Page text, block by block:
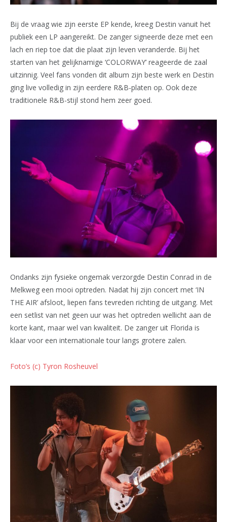
Bij de vraag wie zijn eerste EP kende, kreeg Destin vanuit het
publiek een LP aangereikt. De zanger signeerde deze met een
lach en riep toe dat die plaat zijn leven veranderde. Bij het
starten van het gelijknamige ‘COLORWAY’ reageerde de zaal
uitzinnig. Veel fans vonden dit album zijn beste werk en Destin
ging live volledig in zijn eerdere R&B-platen op. Ook deze
traditionele R&B-stijl stond hem zeer goed.
Ondanks zijn fysieke ongemak verzorgde Destin Conrad in de
Melkweg een mooi optreden. Nadat hij zijn concert met ‘IN
THE AIR’ afsloot, liepen fans tevreden richting de uitgang. Met
een setlist van net geen uur was het optreden wellicht aan de
korte kant, maar wel van kwaliteit. De zanger uit Florida is
klaar voor een internationale tour langs grotere zalen.
Foto’s (c) Tyron Rosheuvel